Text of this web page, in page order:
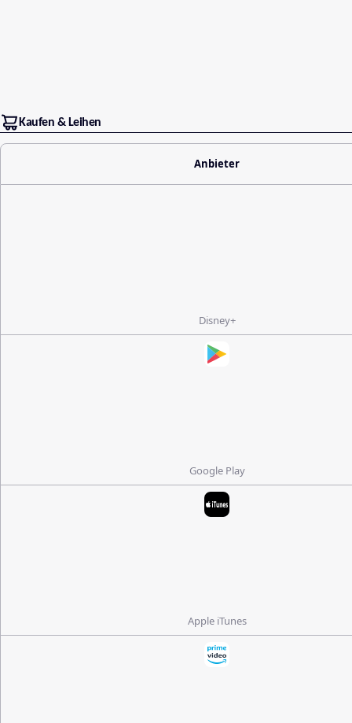
Kaufen & Leihen
Anbieter
Disney+
Google Play
Apple iTunes